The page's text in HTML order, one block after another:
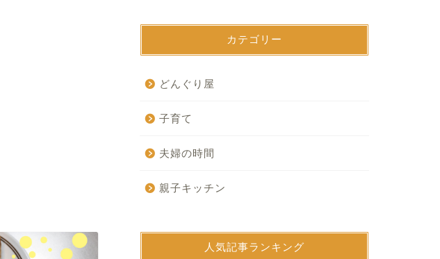
子育て
カテゴリー
どんぐり屋
子育て
夫婦の時間
親子キッチン
人気記事ランキング